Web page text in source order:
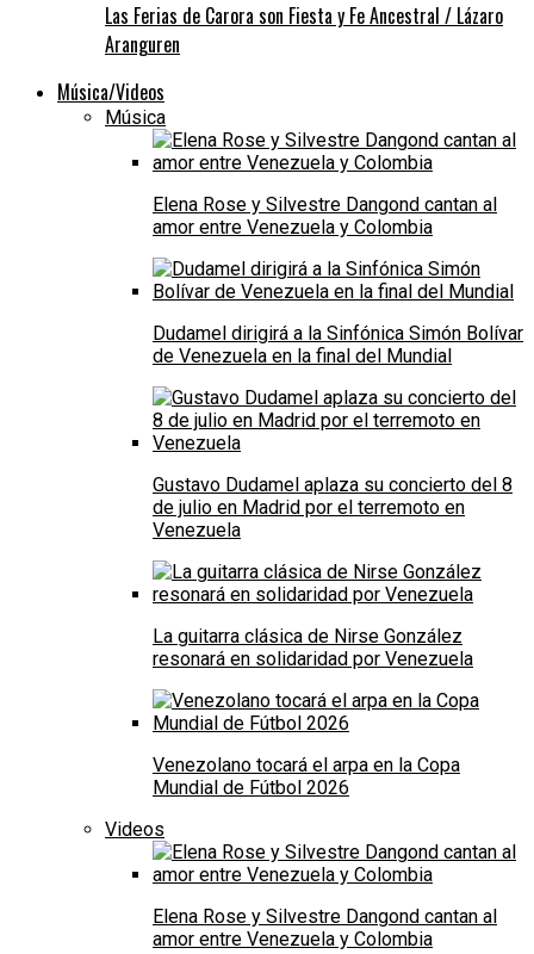
Las Ferias de Carora son Fiesta y Fe Ancestral / Lázaro
Aranguren
Música/Videos
Música
Elena Rose y Silvestre Dangond cantan al
amor entre Venezuela y Colombia
Dudamel dirigirá a la Sinfónica Simón Bolívar
de Venezuela en la final del Mundial
Gustavo Dudamel aplaza su concierto del 8
de julio en Madrid por el terremoto en
Venezuela
La guitarra clásica de Nirse González
resonará en solidaridad por Venezuela
Venezolano tocará el arpa en la Copa
Mundial de Fútbol 2026
Videos
Elena Rose y Silvestre Dangond cantan al
amor entre Venezuela y Colombia